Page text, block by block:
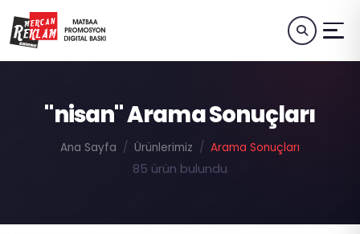
"nisan" Arama Sonuçları
Ana Sayfa Ürünlerimiz Arama Sonuçları
85 ürün bulundu